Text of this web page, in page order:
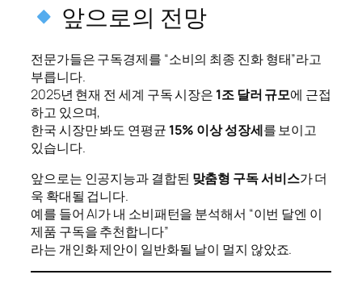
앞으로의 전망
전문가들은 구독경제를 “소비의 최종 진화 형태”라고
부릅니다.
2025년 현재 전 세계 구독 시장은 1조 달러 규모에 근접
하고 있으며,
한국 시장만 봐도 연평균 15% 이상 성장세를 보이고
있습니다.
앞으로는 인공지능과 결합된 맞춤형 구독 서비스가 더
욱 확대될 겁니다.
예를 들어 AI가 내 소비패턴을 분석해서 “이번 달엔 이
제품 구독을 추천합니다”
라는 개인화 제안이 일반화될 날이 멀지 않았죠.